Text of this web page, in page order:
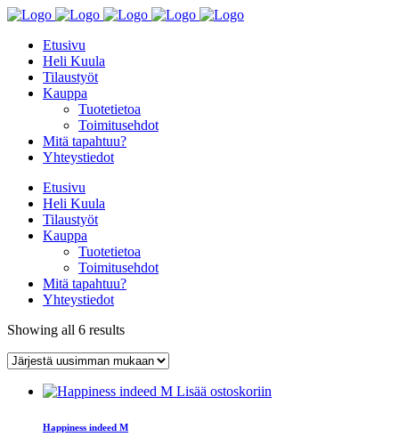
Etusivu
Heli Kuula
Tilaustyöt
Kauppa
Tuotetietoa
Toimitusehdot
Mitä tapahtuu?
Yhteystiedot
Etusivu
Heli Kuula
Tilaustyöt
Kauppa
Tuotetietoa
Toimitusehdot
Mitä tapahtuu?
Yhteystiedot
Showing all 6 results
Lisää ostoskoriin
Happiness indeed M